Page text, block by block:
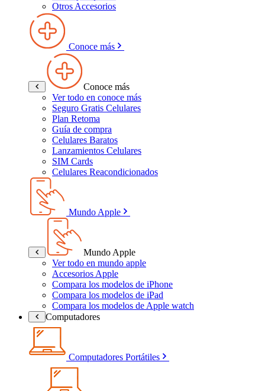
Otros Accesorios
Conoce más
Conoce más
Ver todo en conoce más
Seguro Gratis Celulares
Plan Retoma
Guía de compra
Celulares Baratos
Lanzamientos Celulares
SIM Cards
Celulares Reacondicionados
Mundo Apple
Mundo Apple
Ver todo en mundo apple
Accesorios Apple
Compara los modelos de iPhone
Compara los modelos de iPad
Compara los modelos de Apple watch
Computadores
Computadores Portátiles